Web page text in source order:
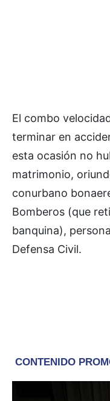
El combo
terminar en
esta ocasión no
matrimonio,
conurbano
Bomberos (que
banquina),
Defensa Civil.